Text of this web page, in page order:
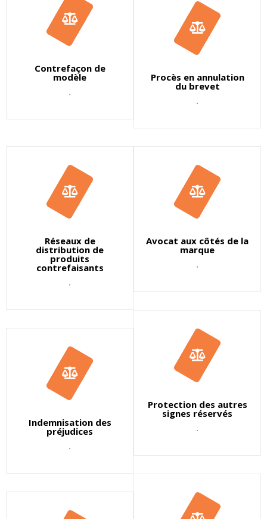
Contrefaçon de
modèle
.
Procès en annulation
du brevet
.
Réseaux de
distribution de
produits
contrefaisants
.
Indemnisation des
préjudices
.
Avocat aux côtés de la
marque
.
Protection des autres
signes réservés
.